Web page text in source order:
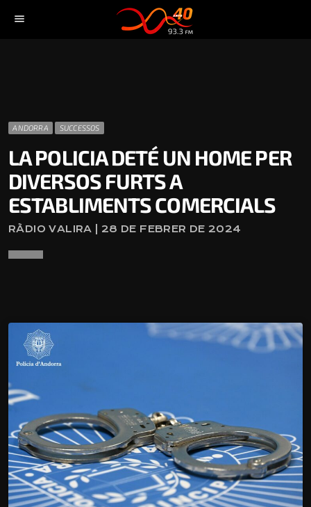
menu
ANDORRA SUCCESSOS
LA POLICIA DETÉ UN HOME PER
DIVERSOS FURTS A
ESTABLIMENTS COMERCIALS
RÀDIO VALIRA | 28 DE FEBRER DE 2024